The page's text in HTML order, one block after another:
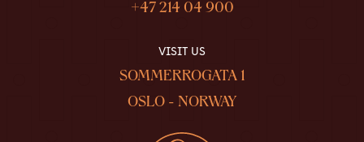
VISIT US
SOMMERROGATA 1
OSLO - NORWAY
+47 214 04 900